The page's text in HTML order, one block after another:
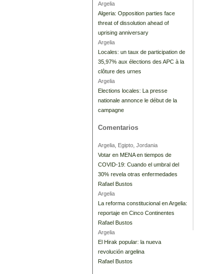
Argelia
Algeria: Opposition parties face
threat of dissolution ahead of
uprising anniversary
Argelia
Locales: un taux de participation de
35,97% aux élections des APC à la
clôture des urnes
Argelia
Elections locales: La presse
nationale annonce le début de la
campagne
Comentarios
Argelia, Egipto, Jordania
Votar en MENA en tiempos de
COVID-19: Cuando el umbral del
30% revela otras enfermedades
Rafael Bustos
Argelia
La reforma constitucional en Argelia:
reportaje en Cinco Continentes
Rafael Bustos
Argelia
El Hirak popular: la nueva
revolución argelina
Rafael Bustos